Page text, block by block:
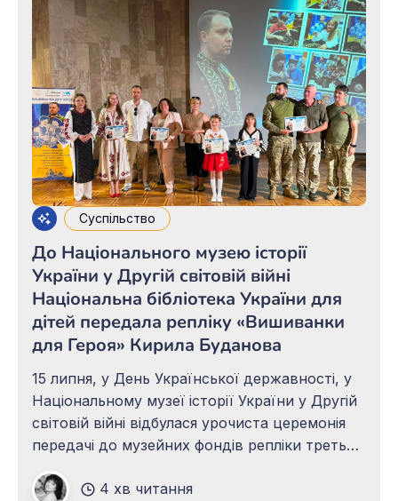
Суспільство
До Національного музею історії
України у Другій світовій війні
Національна бібліотека України для
дітей передала репліку «Вишиванки
для Героя» Кирила Буданова
15 липня, у День Української державності, у
Національному музеї історії України у Другій
світовій війні відбулася урочиста церемонія
передачі до музейних фондів репліки третьої
створеної для Героя України, ексначальника
4 хв читання